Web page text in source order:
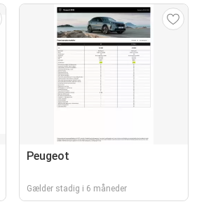
Peugeot
Gælder stadig i 6 måneder